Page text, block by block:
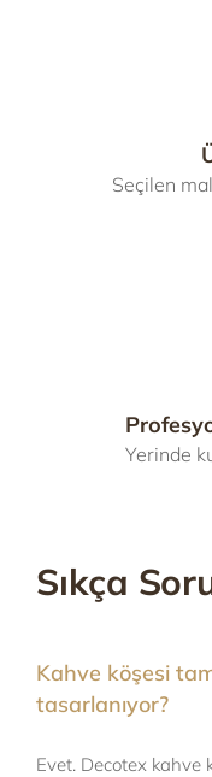
Seçilen
Yerinde
Sıkça
Kahve köşesi
tasarlanıyor?
Evet. Decotex kahve